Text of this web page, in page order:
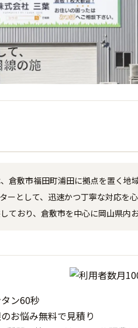
倉敷市福田町浦田に拠点を置く
ーとして、迅速かつ丁寧な対応を
ており、倉敷市を中心に岡山県内
ン60秒
のお悩み無料で見積り